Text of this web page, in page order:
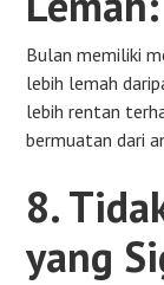
Bulan memiliki
lebih lemah
lebih rentan
bermuatan dari
8.
yang